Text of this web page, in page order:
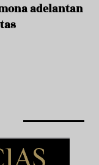
adelantan